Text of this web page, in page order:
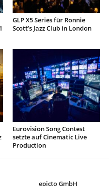
GLP X5 Series für Ronnie
Scott’s Jazz Club in London
Eurovision Song Contest
setzte auf Cinematic Live
Production
epicto GmbH